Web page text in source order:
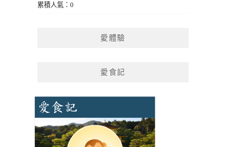
累積人氣：0
愛體驗
愛食記